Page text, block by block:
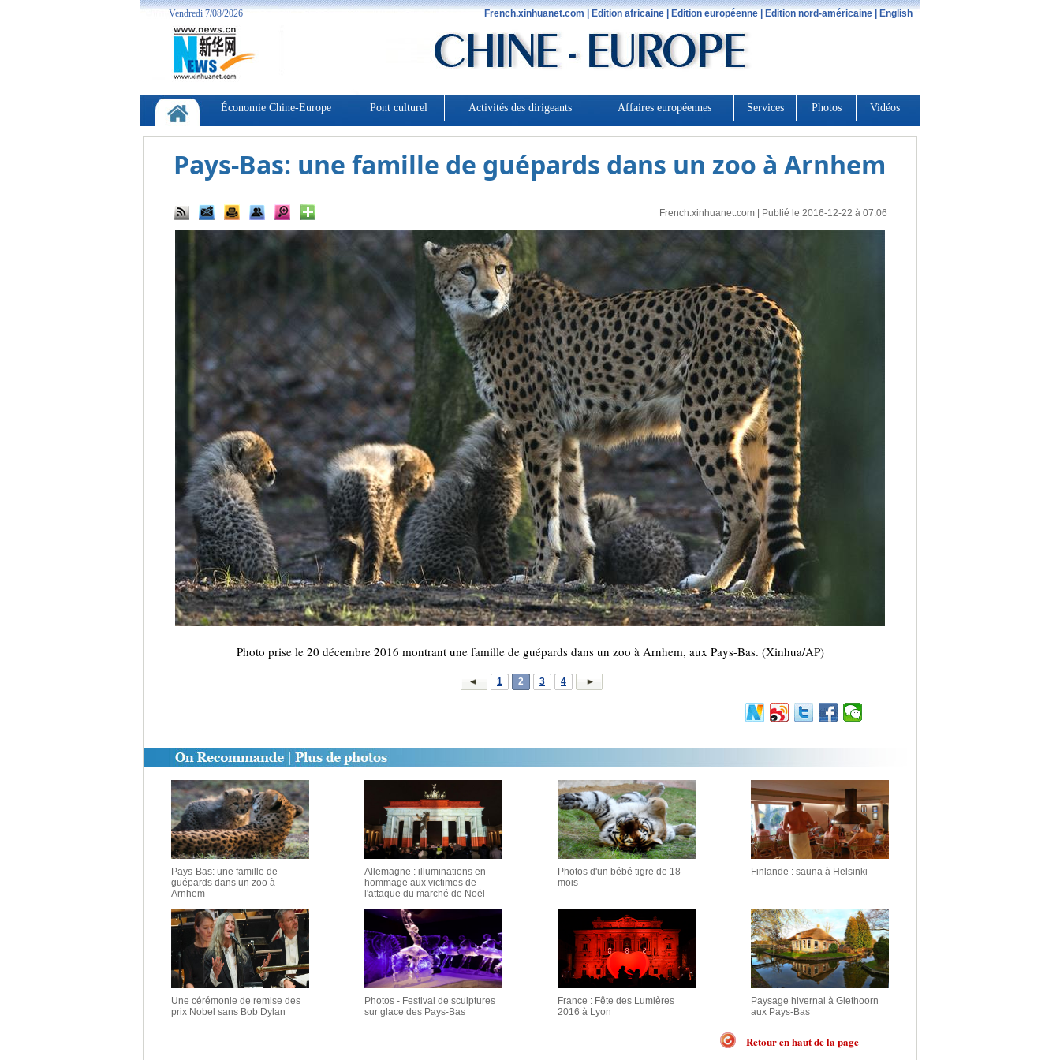
Pays-Bas: une famille de guépards dans un zoo à Arnhem
French.xinhuanet.com| Publié le 2016-12-22 à 07:06
Photo prise le 20 décembre 2016 montrant une famille de guépards dans un zoo à Arnhem, aux Pays-Bas. (Xinhua/AP)
1 2 3 4
Pays-Bas: une famille de
guépards dans un zoo à
Arnhem
Allemagne : illuminations en
hommage aux victimes de
l'attaque du marché de Noël
Photos d'un bébé tigre de 18
mois
Finlande : sauna à Helsinki
Une cérémonie de remise des
prix Nobel sans Bob Dylan
Photos - Festival de sculptures
sur glace des Pays-Bas
France : Fête des Lumières
2016 à Lyon
Paysage hivernal à Giethoorn
aux Pays-Bas
Retour en haut de la page